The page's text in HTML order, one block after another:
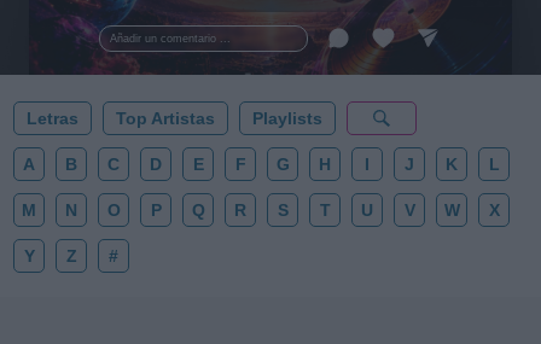
Añadir un comentario ...
al firmamento y siente la gravedad cero. 💾 ¡Guarda
esta colección para tu próxima noche estrellada!
✨⭐
Letras Top Artistas Playlists
A B C D E F G H I J K L
M N O P Q R S T U V W X
Y Z #